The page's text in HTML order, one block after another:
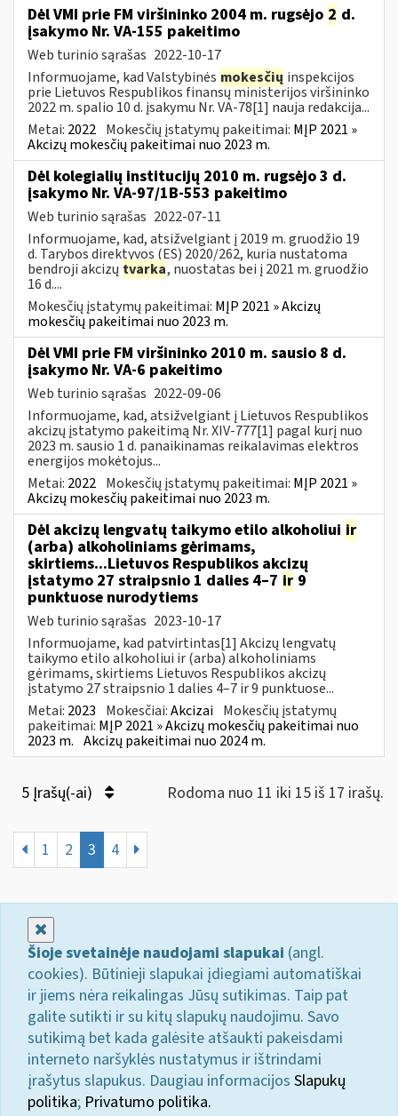
Dėl VMI prie FM viršininko 2004 m. rugsėjo 2 d.
įsakymo Nr. VA-155 pakeitimo
Web turinio sąrašas 2022-10-17
Informuojame, kad Valstybinės mokesčių inspekcijos
prie Lietuvos Respublikos finansų ministerijos viršininko
2022 m. spalio 10 d. įsakymu Nr. VA-78[1] nauja redakcija...
Metai: 2022 Mokesčių įstatymų pakeitimai: MĮP 2021 »
Akcizų mokesčių pakeitimai nuo 2023 m.
Dėl kolegialių institucijų 2010 m. rugsėjo 3 d.
įsakymo Nr. VA-97/1B-553 pakeitimo
Web turinio sąrašas 2022-07-11
Informuojame, kad, atsižvelgiant į 2019 m. gruodžio 19
d. Tarybos direktyvos (ES) 2020/262, kuria nustatoma
bendroji akcizų tvarka, nuostatas bei į 2021 m. gruodžio
16 d....
Mokesčių įstatymų pakeitimai: MĮP 2021 » Akcizų
mokesčių pakeitimai nuo 2023 m.
Dėl VMI prie FM viršininko 2010 m. sausio 8 d.
įsakymo Nr. VA-6 pakeitimo
Web turinio sąrašas 2022-09-06
Informuojame, kad, atsižvelgiant į Lietuvos Respublikos
akcizų įstatymo pakeitimą Nr. XIV-777[1] pagal kurį nuo
2023 m. sausio 1 d. panaikinamas reikalavimas elektros
energijos mokėtojus...
Metai: 2022 Mokesčių įstatymų pakeitimai: MĮP 2021 »
Akcizų mokesčių pakeitimai nuo 2023 m.
Dėl akcizų lengvatų taikymo etilo alkoholiui ir
(arba) alkoholiniams gėrimams,
skirtiems...Lietuvos Respublikos akcizų
įstatymo 27 straipsnio 1 dalies 4–7 ir 9
punktuose nurodytiems
Web turinio sąrašas 2023-10-17
Informuojame, kad patvirtintas[1] Akcizų lengvatų
taikymo etilo alkoholiui ir (arba) alkoholiniams
gėrimams, skirtiems Lietuvos Respublikos akcizų
įstatymo 27 straipsnio 1 dalies 4–7 ir 9 punktuose...
Metai: 2023 Mokesčiai:Akcizai Mokesčių įstatymų
pakeitimai: MĮP 2021 » Akcizų mokesčių pakeitimai nuo
2023 m. Akcizų pakeitimai nuo 2024 m.
5 Įrašų(-ai) Rodoma nuo 11 iki 15 iš 17 irašų.
1 2 3 4
Šioje svetainėje naudojami slapukai (angl.
cookies). Būtinieji slapukai įdiegiami automatiškai
ir jiems nėra reikalingas Jūsų sutikimas. Taip pat
galite sutikti ir su kitų slapukų naudojimu. Savo
sutikimą bet kada galėsite atšaukti pakeisdami
interneto naršyklės nustatymus ir ištrindami
įrašytus slapukus. Daugiau informacijos Slapukų
politika; Privatumo politika.